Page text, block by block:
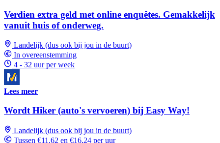
Verdien extra geld met online enquêtes. Gemakkelijk
vanuit huis of onderweg.
Landelijk (dus ook bij jou in de buurt)
In overeenstemming
4 - 32 uur per week
Lees meer
Wordt Hiker (auto's vervoeren) bij Easy Way!
Landelijk (dus ook bij jou in de buurt)
Tussen €11,62 en €16,24 per uur